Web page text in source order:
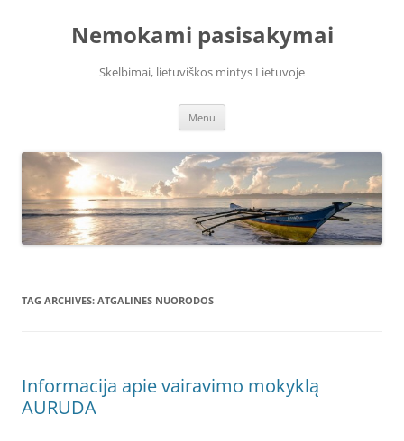
Nemokami pasisakymai
Skelbimai, lietuviškos mintys Lietuvoje
Menu
TAG ARCHIVES: ATGALINES NUORODOS
Informacija apie vairavimo mokyklą
AURUDA